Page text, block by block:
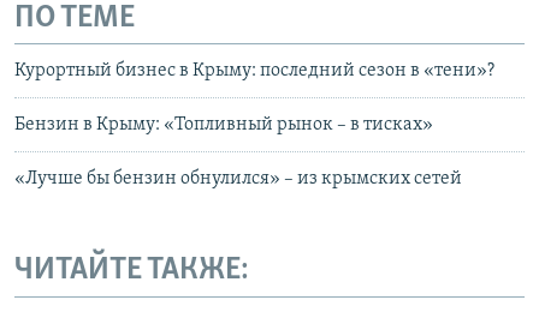
ПО ТЕМЕ
Курортный бизнес в Крыму: последний сезон в «тени»?
Бензин в Крыму: «Топливный рынок – в тисках»
«Лучше бы бензин обнулился» – из крымских сетей
ЧИТАЙТЕ ТАКЖЕ: